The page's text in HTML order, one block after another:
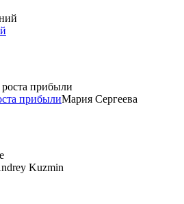
прибылиМария Сергеева
Kuzmin